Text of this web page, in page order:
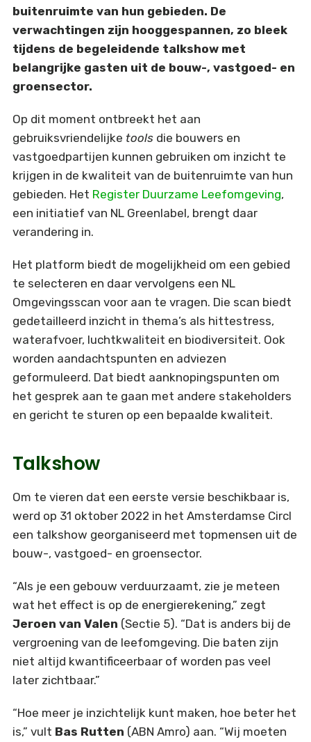
buitenruimte van hun gebieden. De
verwachtingen zijn hooggespannen, zo bleek
tijdens de begeleidende talkshow met
belangrijke gasten uit de bouw-, vastgoed- en
groensector.
Op dit moment ontbreekt het aan
gebruiksvriendelijke toolsdie bouwers en
vastgoedpartijen kunnen gebruiken om inzicht te
krijgen in de kwaliteit van de buitenruimte van hun
gebieden. Het Register Duurzame Leefomgeving,
een initiatief van NL Greenlabel, brengt daar
verandering in.
Het platform biedt de mogelijkheid om een gebied
te selecteren en daar vervolgens een NL
Omgevingsscan voor aan te vragen. Die scan biedt
gedetailleerd inzicht in thema’s als hittestress,
waterafvoer, luchtkwaliteit en biodiversiteit. Ook
worden aandachtspunten en adviezen
geformuleerd. Dat biedt aanknopingspunten om
het gesprek aan te gaan met andere stakeholders
en gericht te sturen op een bepaalde kwaliteit.
Talkshow
Om te vieren dat een eerste versie beschikbaar is,
werd op 31 oktober 2022 in het Amsterdamse Circl
een talkshow georganiseerd met topmensen uit de
bouw-, vastgoed- en groensector.
“Als je een gebouw verduurzaamt, zie je meteen
wat het effect is op de energierekening,” zegt
Jeroen van Valen (Sectie 5). “Dat is anders bij de
vergroening van de leefomgeving. Die baten zijn
niet altijd kwantificeerbaar of worden pas veel
later zichtbaar.”
“Hoe meer je inzichtelijk kunt maken, hoe beter het
is,” vult Bas Rutten (ABN Amro) aan. “Wij moeten